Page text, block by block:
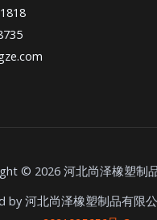
© 2026 河北尚泽橡塑制
by 河北尚泽橡塑制品有限